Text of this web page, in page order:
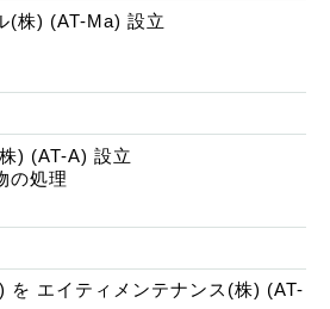
(株) (AT-Ma) 設立
) (AT-A) 設立
の処理
を エイティメンテナンス(株) (AT-